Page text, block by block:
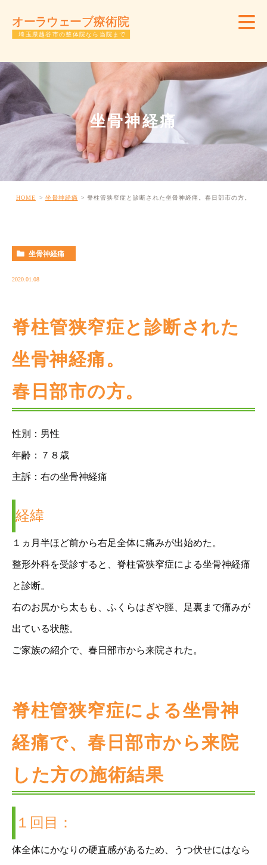
坐骨神経痛
HOME 坐骨神経痛 脊柱管狭窄症と診断された坐骨神経痛。春日部市の方。
坐骨神経痛
2020.01.08
脊柱管狭窄症と診断された
坐骨神経痛。
春日部市の方。
性別：男性
年齢：７８歳
主訴：右の坐骨神経痛
経緯
１ヵ月半ほど前から右足全体に痛みが出始めた。
整形外科を受診すると、脊柱管狭窄症による坐骨神経痛
と診断。
右のお尻から太もも、ふくらはぎや脛、足裏まで痛みが
出ている状態。
ご家族の紹介で、春日部市から来院された。
脊柱管狭窄症による坐骨神
経痛で、春日部市から来院
した方の施術結果
１回目：
体全体にかなりの硬直感があるため、うつ伏せにはなら